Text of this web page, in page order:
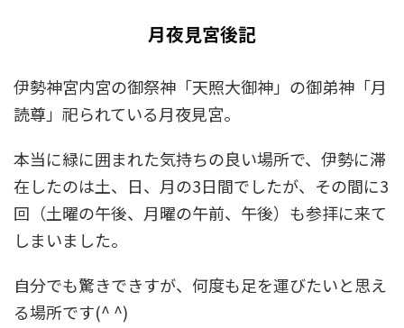
月夜見宮後記
伊勢神宮内宮の御祭神「天照大御神」の御弟神「月
読尊」祀られている月夜見宮。
本当に緑に囲まれた気持ちの良い場所で、伊勢に滞
在したのは土、日、月の3日間でしたが、その間に3
回（土曜の午後、月曜の午前、午後）も参拝に来て
しまいました。
自分でも驚きできすが、何度も足を運びたいと思え
る場所です(^ ^)